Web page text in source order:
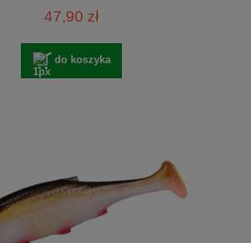
47,90 zł
do koszyka